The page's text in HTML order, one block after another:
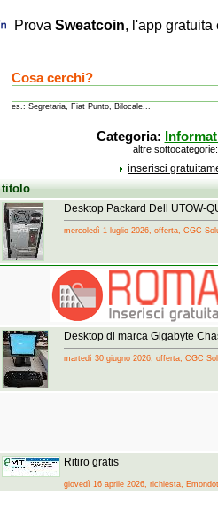
Prova Sweatcoin, l'app
Cosa cerchi?
es.: Segretaria, Fiat Punto, Bilocale...
Categoria:
altre
inserisci
titolo
Desktop Packard Dell UTOW-
mercoledì 1 luglio 2026, offerta, CGC
Desktop di marca Gigabyte
martedì 30 giugno 2026, offerta, CGC
Ritiro gratis
giovedì 16 aprile 2026, richiesta,